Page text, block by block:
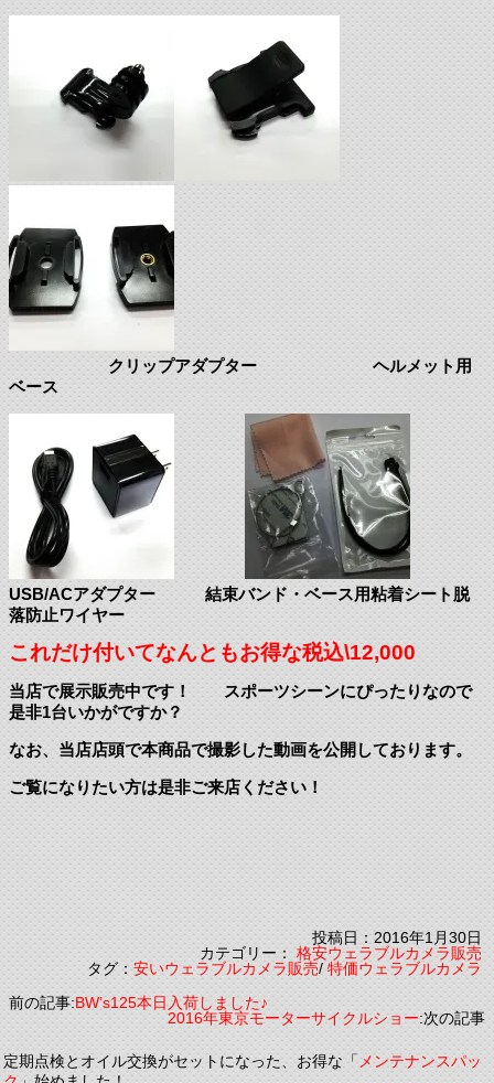
クリップアダプター ヘルメット用
ベース
USB/ACアダプター 結束バンド・ベース用粘着シート脱
落防止ワイヤー
これだけ付いてなんともお得な税込\12,000
当店で展示販売中です！ スポーツシーンにぴったりなので
是非1台いかがですか？
なお、当店店頭で本商品で撮影した動画を公開しております。
ご覧になりたい方は是非ご来店ください！
投稿日：2016年1月30日
カテゴリー：格安ウェラブルカメラ販売
タグ：安いウェラブルカメラ販売/特価ウェラブルカメラ
前の記事:BW’s125本日入荷しました♪
2016年東京モーターサイクルショー:次の記事
定期点検とオイル交換がセットになった、お得な「メンテナンスパッ